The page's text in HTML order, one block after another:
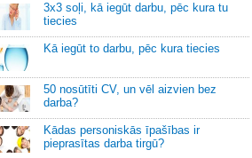
3x3 soļi, kā iegūt darbu, pēc kura tu
tiecies
Kā iegūt to darbu, pēc kura tiecies
50 nosūtīti CV, un vēl aizvien bez
darba?
Kādas personiskās īpašības ir
pieprasītas darba tirgū?